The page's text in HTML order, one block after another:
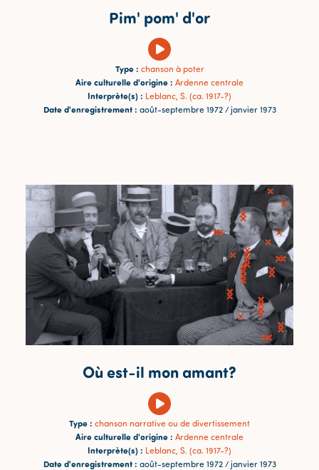
Pim' pom' d'or
Type : chanson à poter
Aire culturelle d'origine : Ardenne centrale
Interprète(s) : Leblanc, S. (ca. 1917-?)
Date d'enregistrement : août-septembre 1972 / janvier 1973
Où est-il mon amant?
Type : chanson narrative ou de divertissement
Aire culturelle d'origine : Ardenne centrale
Interprète(s) : Leblanc, S. (ca. 1917-?)
Date d'enregistrement : août-septembre 1972 / janvier 1973